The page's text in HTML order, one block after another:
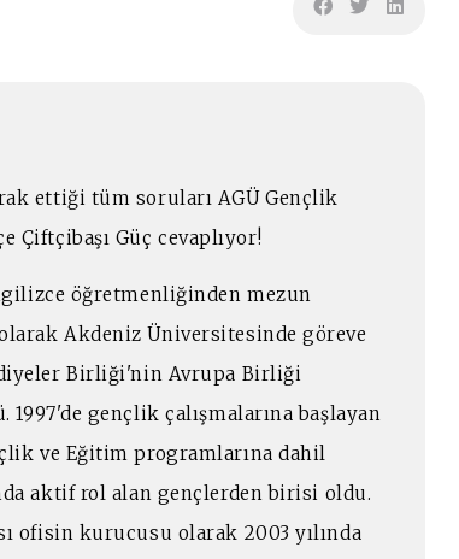
ettiği tüm soruları AGÜ Gençlik
Çiftçibaşı Güç cevaplıyor!
öğretmenliğinden mezun
Akdeniz Üniversitesinde göreve
Birliği'nin Avrupa Birliği
1997'de gençlik çalışmalarına başlayan
ve Eğitim programlarına dahil
aktif rol alan gençlerden birisi oldu.
ofisin kurucusu olarak 2003 yılında